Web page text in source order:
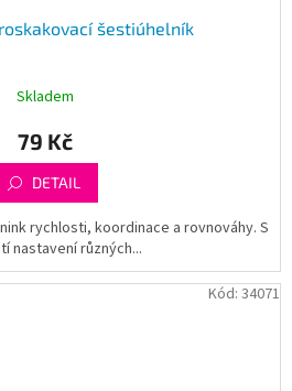
šestiúhelník
Skladem
79 Kč
DETAIL
rychlosti, koordinace a rovnováhy. S
nastavení různých...
Kód: 34071